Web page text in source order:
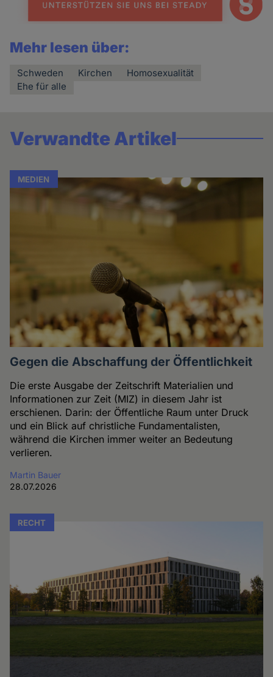
Mehr lesen über:
Schweden Kirchen
Homosexualität
Ehe für alle
Verwandte Artikel
MEDIEN
Gegen die Abschaffung der Öffentlichkeit
Die erste Ausgabe der Zeitschrift Materialien und
Informationen zur Zeit (MIZ) in diesem Jahr ist
erschienen. Darin: der Öffentliche Raum unter Druck
und ein Blick auf christliche Fundamentalisten,
während die Kirchen immer weiter an Bedeutung
verlieren.
Martin Bauer
28.07.2026
RECHT
Cookies